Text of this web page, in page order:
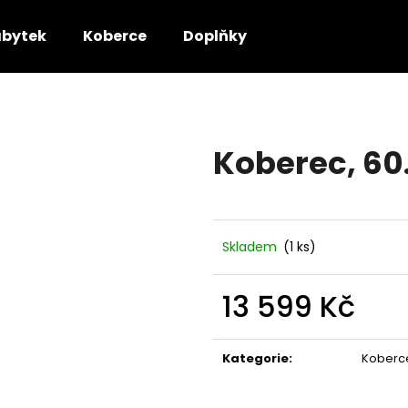
Koberce Doplňky
Koberec,
Skladem (1 ks)
13 599 Kč
cena:
Kategorie:
HLEDAT